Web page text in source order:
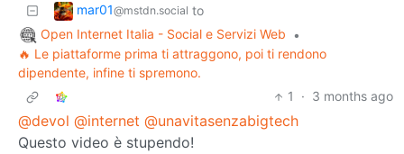
mar01@mstdn.social to
Open Internet Italia - Social e Servizi Web
•
🔥 Le piattaforme prima ti attraggono, poi ti rendono
dipendente, infine ti spremono.
1
· 3 months ago
@devol @internet @unavitasenzabigtech
Questo video è stupendo!